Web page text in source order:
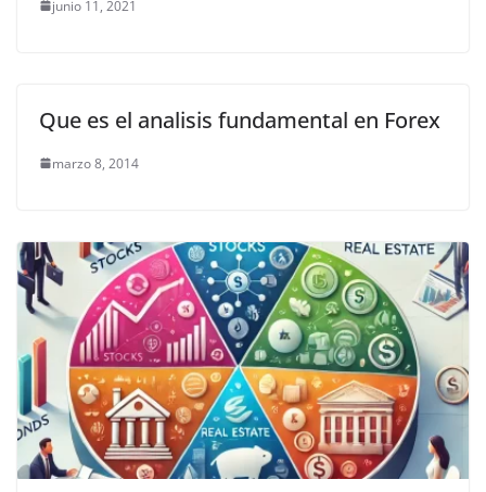
junio 11, 2021
Que es el analisis fundamental en Forex
marzo 8, 2014